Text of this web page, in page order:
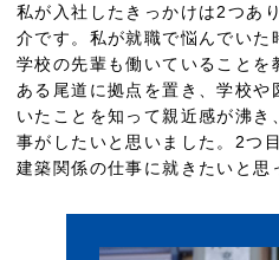
私が入社したきっかけは2つあ
介です。私が就職で悩んでい
学校の先輩も働いていること
ある尾道に拠点を置き、学校
いたことを知って親近感が沸
事がしたいと思いました。2つ
建築関係の仕事に就きたいと思